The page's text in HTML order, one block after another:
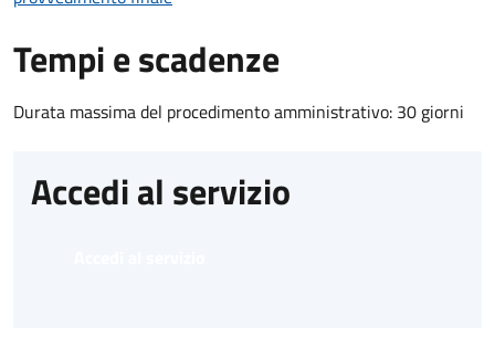
Tempi e scadenze
Durata massima del procedimento amministrativo: 30 giorni
Accedi al servizio